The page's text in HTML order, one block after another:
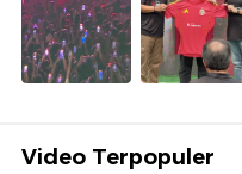
Video Terpopuler